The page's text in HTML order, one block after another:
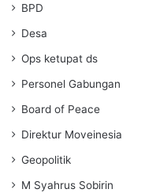
BPD
Desa
Ops ketupat ds
Personel Gabungan
Board of Peace
Direktur Moveinesia
Geopolitik
M Syahrus Sobirin